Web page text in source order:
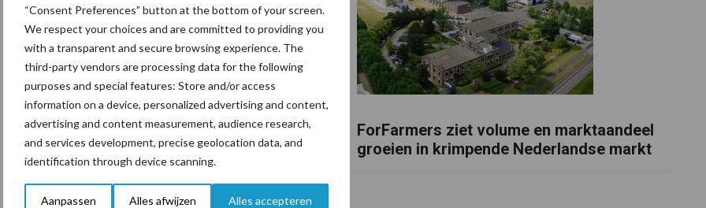
“Consent Preferences” button at the bottom of your screen.
We respect your choices and are committed to providing you
with a transparent and secure browsing experience. The
third-party vendors are processing data for the following
purposes and special features: Store and/or access
information on a device, personalized advertising and content,
advertising and content measurement, audience research,
and services development, precise geolocation data, and
identification through device scanning.
Aanpassen Alles afwijzen Alles accepteren
De speenhuid: een vaak onderschatte
risicofactor voor mastitis
ForFarmers ziet volume en marktaandeel
groeien in krimpende Nederlandse markt